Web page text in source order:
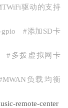
驱动的支持
gpio #添加SD卡
#多拨虚拟网卡
负载均衡
remote-center